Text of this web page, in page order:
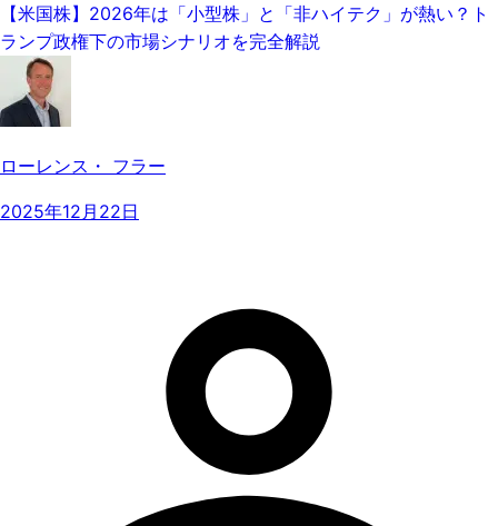
【米国株】2026年は「小型株」と「非ハイテク」が熱い？ト
ランプ政権下の市場シナリオを完全解説
ローレンス・ フラー
2025年12月22日